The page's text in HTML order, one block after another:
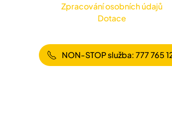
Zpracování osobních údajů
Dotace
NON-STOP služba: 777 765